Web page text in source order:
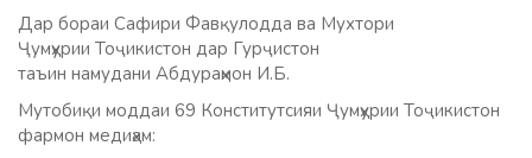
Дар бораи Сафири Фавқулодда ва Мухтори
Ҷумҳурии Тоҷикистон дар Гурҷистон
таъин намудани Абдураҳмон И.Б.
Мутобиқи моддаи 69 Конститутсияи Ҷумҳурии Тоҷикистон
фармон медиҳам: